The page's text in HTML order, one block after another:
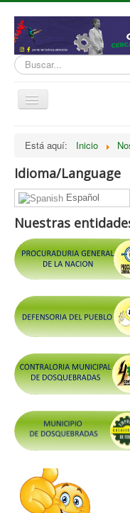
Buscar...
Cambiar
Presupuesto
Politicas, Planes,
Tramites y Servicios
Contratación
Servicio Información
Control y Rendición de
Grupos De Interés
Gestión Seguridad y
Correo
Conciliación y Daño
Veedurias
Código de Integridad
Está aquí: Inicio
Idioma/Language
Español
Nuestras